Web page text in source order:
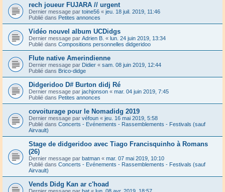
rech joueur FUJARA // urgent
Dernier message par toine56 « jeu. 18 juil. 2019, 11:46
Publié dans Petites annonces
Vidéo nouvel album UCDidgs
Dernier message par Adrien B. « lun. 24 juin 2019, 13:34
Publié dans Compositions personnelles didgeridoo
Flute native Amerindienne
Dernier message par Didier « sam. 08 juin 2019, 12:44
Publié dans Brico-didge
Didgeridoo D# Burton didj Ré
Dernier message par jachjonson « mar. 04 juin 2019, 7:45
Publié dans Petites annonces
covoiturage pour le Nomadidg 2019
Dernier message par véfoun « jeu. 16 mai 2019, 5:58
Publié dans Concerts - Evénements - Rassemblements - Festivals (sauf
Airvault)
Stage de didgeridoo avec Tiago Francisquinho à Romans
(26)
Dernier message par batman « mar. 07 mai 2019, 10:10
Publié dans Concerts - Evénements - Rassemblements - Festivals (sauf
Airvault)
Vends Didg Kan ar c'hoad